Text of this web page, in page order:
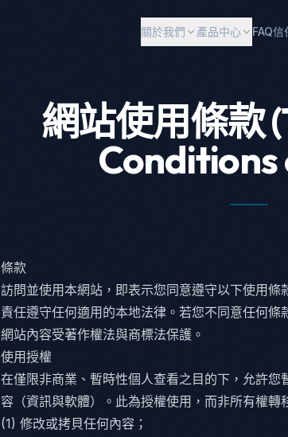
關於我們 產品中心 FAQ信
網站使用條款
Conditions
條款
訪問並使用本網站，即表示您同意遵守以下使用
責任遵守任何適用的本地法律。若您不同意任何
網站內容受著作權法與商標法保護。
使用授權
在僅限非商業、暫時性個人查看之目的下，允許
容（資訊與軟體）。此為授權使用，而非所有權轉
(1) 修改或拷貝任何內容；